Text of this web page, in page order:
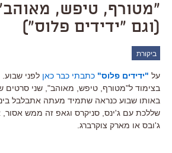
"מטורף, טיפש,
(וגם "ידידים פלוס")
ביקורת
על "ידידים פלוס" כתבתי כבר כאן לפני שבוע.
בצימוד ל"מטורף, טיפש, מאוהב", שני
באותו שבוע כנראה שתמיד מעתה אתבלבל
שללכת עם ג'ינס, סניקרס וגאפ זה ממש
ג'ובס או מארק צוקרברג.